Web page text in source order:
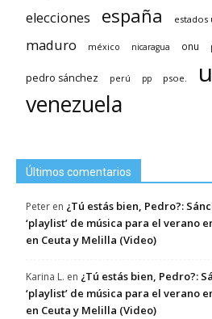
elecciones españa estados
maduro méxico nicaragua onu
pedro sánchez perú pp psoe.
venezuela
Últimos comentarios
Peter en ¿Tú estás bien, Pedro?:
‘playlist’ de música para el verano
en Ceuta y Melilla (Video)
Karina L. en ¿Tú estás bien, Pedro?:
‘playlist’ de música para el verano
en Ceuta y Melilla (Video)